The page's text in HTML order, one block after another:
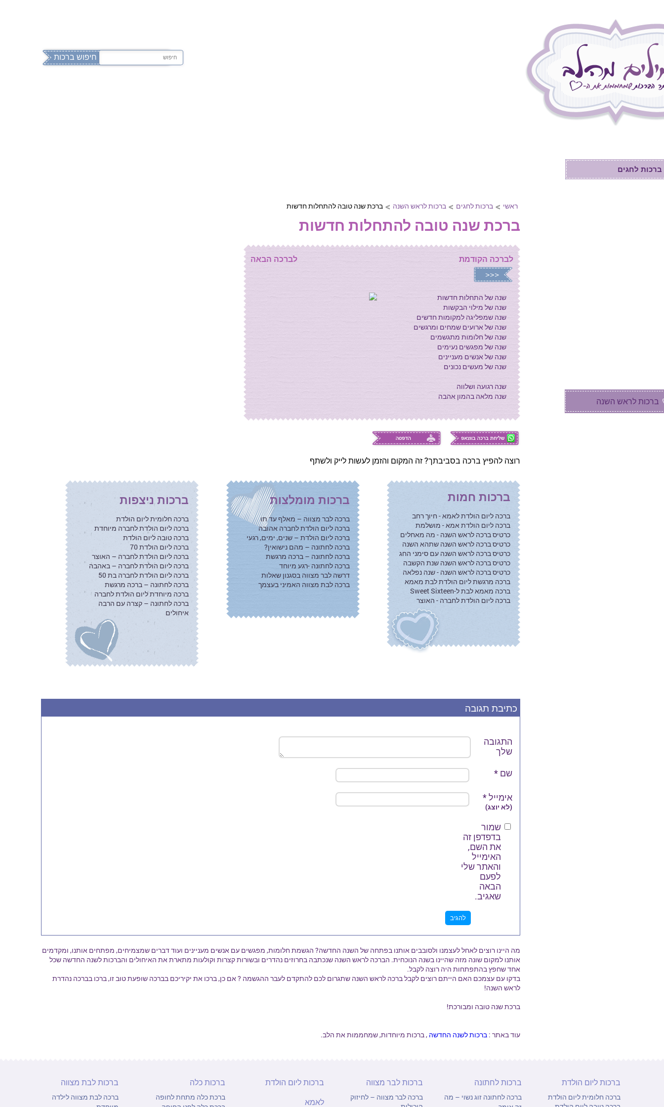
ראשי > ברכות לחגים > ברכות לראש השנה > ברכת שנה טובה להתחלות חדשות
ברכת שנה טובה להתחלות חדשות
לברכה הבאה לברכה הקודמת
שנה של התחלות חדשות
שנה של מילוי הבקשות
שנה שמפליגה למקומות חדשים
שנה של ארועים שמחים ומרגשים
שנה של חלומות מתגשמים
שנה של מפגשים נעימים
שנה של אנשים מעניינים
שנה של מעשים נכונים
שנה רגועה ושלווה
שנה מלאה בהמון אהבה
רוצה להפיץ ברכה בסביבתך? זה המקום והזמן לעשות לייק ולשתף
ברכות חמות
ברכה ליום הולדת לאמא - חיוך רחב
ברכה ליום הולדת אמא - מושלמת
כרטיס ברכה לראש השנה - מה מאחלים
כרטיס ברכה לראש השנה שתהא השנה
כרטיס ברכה לראש השנה עם סימני החג
כרטיס ברכה לראש השנה שנת הקשבה
כרטיס ברכה לראש השנה - שנה נפלאה
ברכה מרגשת ליום הולדת לבת מאמא
ברכה מאמא לבת ל-Sweet Sixteen
ברכה ליום הולדת לחברה - האוצר
ברכות מומלצות
ברכה לבר מצווה – מאלף עד תו
ברכה ליום הולדת לחברה אהובה
ברכה ליום הולדת – שנים, ימים, רגעי
ברכה לחתונה – מהם נישואין?
ברכה לחתונה – ברכה מרגשת
ברכה לחתונה -רגע מיוחד
דרשה לבר מצווה בסגנון שאלות
ברכה לבת מצווה האמיני בעצמך
ברכות ניצפות
ברכה חלומית ליום הולדת
ברכה ליום הולדת לחברה מיוחדת
ברכה טובה ליום הולדת
ברכה ליום הולדת 70
ברכה ליום הולדת לחברה – האוצר
ברכה ליום הולדת לחברה – באהבה
ברכה ליום הולדת לחברה בת 50
ברכה לחתונה – ברכה מרגשת
ברכה מיוחדת ליום הולדת לחברה
ברכה לחתונה – קצרה עם הרבה
איחולים
כתיבת תגובה
התגובה
שלך
שם *
אימייל*
(לא יוצג)
שמור
בדפדפן זה
את השם,
האימייל
והאתר שלי
לפעם
הבאה
שאגיב.
מה היינו רוצים לאחל לעצמנו ולסובבים אותנו בפתחה של השנה החדשה? הגשמת חלומות, מפגשים עם אנשים מעניינים ועוד דברים שמצמיחים, מפתחים אותנו, ומקדמים
אותנו למקום שונה מזה שהיינו בשנה הנוכחית. הברכה לראש השנה שנכתבה בחרוזים נהדרים ובשורות קצרות וקולעות מתארת את האיחולים והברכות לשנה החדשה שכל
אחד שחפץ בהתפתחות היה רוצה לקבל.
בדקו עם עצמכם האם הייתם רוצים לקבל ברכה לראש השנה שתגרום לכם להתקדם לעבר ההגשמה ? אם כן, ברכו את יקיריכם בברכה שופעת טוב זו, ברכו בברכה נהדרת
לראש השנה!
ברכת שנה טובה ומבורכת!
עוד באתר : ברכות לשנה החדשה , ברכות מיוחדות, שמחממות את הלב.
ברכות לחגים
ברכות לראש השנה
ברכות ליום הולדת
ברכה חלומית ליום הולדת
ברכות לחתונה
ברכה לחתונה זוג נשוי – מה
ברכות לבר מצווה
ברכה לבר מצווה – לחיזוק
ברכות ליום הולדת
לאמא
ברכות כלה
ברכת כלה מתחת לחופה
ברכות לבת מצווה
ברכה לבת מצווה לילדה